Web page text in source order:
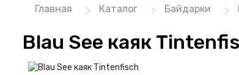
Главная Каталог Байдарки
Blau See каяк